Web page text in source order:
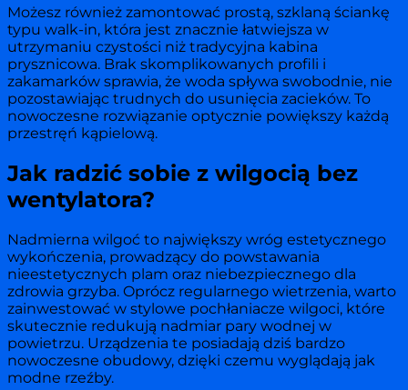
Możesz również zamontować prostą, szklaną ściankę
typu walk-in, która jest znacznie łatwiejsza w
utrzymaniu czystości niż tradycyjna kabina
prysznicowa. Brak skomplikowanych profili i
zakamarków sprawia, że woda spływa swobodnie, nie
pozostawiając trudnych do usunięcia zacieków. To
nowoczesne rozwiązanie optycznie powiększy każdą
przestręń kąpielową.
Jak radzić sobie z wilgocią bez
wentylatora?
Nadmierna wilgoć to największy wróg estetycznego
wykończenia, prowadzący do powstawania
nieestetycznych plam oraz niebezpiecznego dla
zdrowia grzyba. Oprócz regularnego wietrzenia, warto
zainwestować w stylowe pochłaniacze wilgoci, które
skutecznie redukują nadmiar pary wodnej w
powietrzu. Urządzenia te posiadają dziś bardzo
nowoczesne obudowy, dzięki czemu wyglądają jak
modne rzeźby.